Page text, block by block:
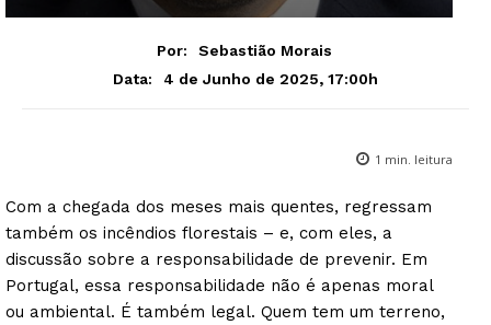
Por:
Sebastião Morais
Data:
4 de Junho de 2025, 17:00h
1 min. leitura
Com a chegada dos meses mais quentes, regressam
também os incêndios florestais – e, com eles, a
discussão sobre a responsabilidade de prevenir. Em
Portugal, essa responsabilidade não é apenas moral
ou ambiental. É também legal. Quem tem um terreno,